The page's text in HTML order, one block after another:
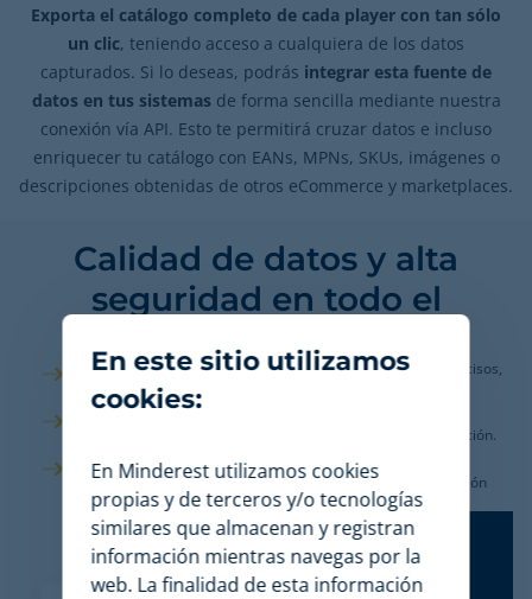
Exporta el catálogo completo de cada player con tan sólo
un clic, teniendo acceso a cualquiera de los datos
capturados. Si lo deseas, podrás integrar esta fuente de
datos en tus sistemas de forma sencilla mediante nuestra
conexión vía API. Esto te permitirá cruzar datos e incluso
enriquecer tu catálogo con EANs, MPNs, SKUs, imágenes o
descripciones obtenidas de otros eCommerce y marketplaces.
Calidad de datos y alta
seguridad en todo el
proceso
Garantizamos el 100% de calidad, nuestros datos son precisos,
completos, consistentes, fiables y actualizados.
Poseemos laCertificación ISO 27001
confidencialidad, integridad y disponibilidad de la información.
Evitamos errores y ataques cibernéticos que afecten a la
seguridad de tu empresa gracias al método de autenticación
Single Sign On.
En este sitio utilizamos
cookies:
En Minderest utilizamos cookies
propias y de terceros y/o tecnologías
similares que almacenan y registran
información mientras navegas por la
web. La finalidad de esta información